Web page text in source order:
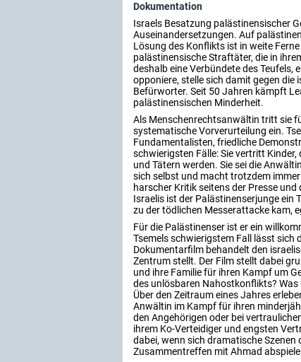
Dokumentation
Israels Besatzung palästinensischer
Auseinandersetzungen. Auf
Lösung des Konflikts ist in weite
palästinensische Straftäter, die in
deshalb eine Verbündete des Teufels,
opponiere, stelle sich damit gegen die
Befürworter. Seit 50 Jahren kämpft
palästinensischen Minderheit.
Als Menschenrechtsanwältin tritt sie
systematische Vorverurteilung ein.
Fundamentalisten, friedliche
schwierigsten Fälle: Sie vertritt
und Tätern werden. Sie sei die
sich selbst und macht trotzdem
harscher Kritik seitens der Presse
Israelis ist der Palästinenserjunge ein
zu der tödlichen Messerattacke kam,
Für die Palästinenser ist er ein
Tsemels schwierigstem Fall lässt sich
Dokumentarfilm behandelt den
Zentrum stellt. Der Film stellt dabei
und ihre Familie für ihren Kampf um
des unlösbaren Nahostkonflikts? Was
Über den Zeitraum eines Jahres
Anwältin im Kampf für ihren
den Angehörigen oder bei
ihrem Ko-Verteidiger und engsten
dabei, wenn sich dramatische
Zusammentreffen mit Ahmad